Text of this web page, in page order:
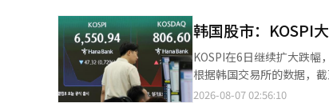
IPS（-2.05%）等则下跌。
指数下跌0.18%，以科技
（-13.03%）在发布业绩
长的重视程度超过了业绩
谷歌发行250亿美元的公司
亿韩元，吸纳了这些卖出量。 在市值前列的股票中，SK海力士（-10.07%）、SK广场（-13.14%）的
外，三星电机（-8.92%）
（-1.36%）等也以跌势收
（1.27%）、KB金融（0.29%）则以上涨收盘。 KOSDAQ指数
韩国股市：KOSPI
KOSPI在6日继续扩大跌幅
根据韩国交易所的数据，
以6478.75点开盘，跌幅扩
2026-08-07 02:56:10